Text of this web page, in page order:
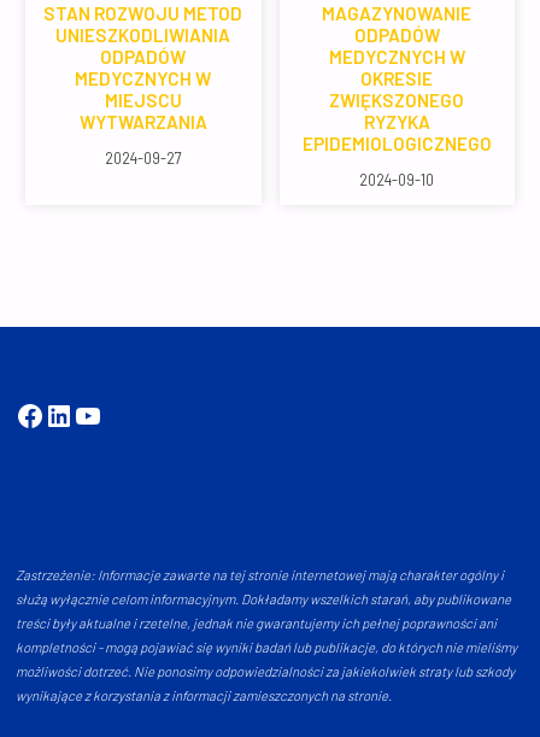
STAN ROZWOJU METOD
UNIESZKODLIWIANIA
ODPADÓW
MEDYCZNYCH W
MIEJSCU
WYTWARZANIA
2024-09-27
MAGAZYNOWANIE
ODPADÓW
MEDYCZNYCH W
OKRESIE
ZWIĘKSZONEGO
RYZYKA
EPIDEMIOLOGICZNEGO
2024-09-10
Facebook
LinkedIn
YouTube
Zastrzeżenie: Informacje zawarte na tej stronie internetowej mają charakter ogólny i
służą wyłącznie celom informacyjnym. Dokładamy wszelkich starań, aby publikowane
treści były aktualne i rzetelne, jednak nie gwarantujemy ich pełnej poprawności ani
kompletności - mogą pojawiać się wyniki badań lub publikacje, do których nie mieliśmy
możliwości dotrzeć. Nie ponosimy odpowiedzialności za jakiekolwiek straty lub szkody
wynikające z korzystania z informacji zamieszczonych na stronie.